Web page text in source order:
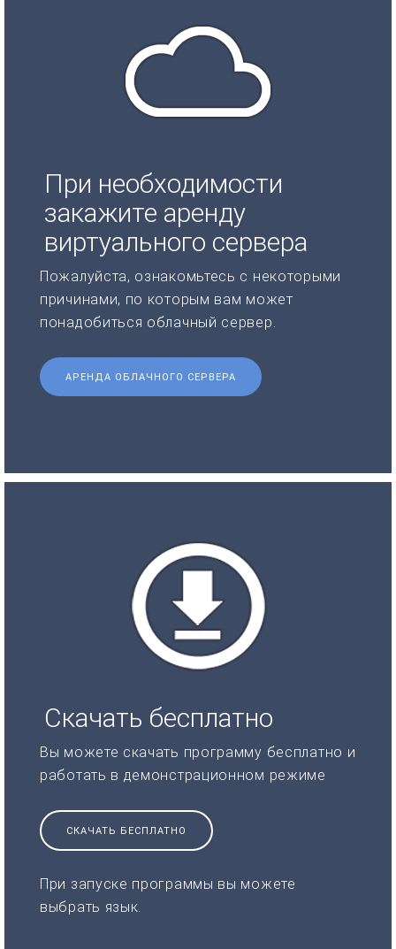
При необходимости
закажите аренду
виртуального сервера
Пожалуйста, ознакомьтесь с некоторыми
причинами, по которым вам может
понадобиться облачный сервер.
АРЕНДА ОБЛАЧНОГО СЕРВЕРА
Скачать бесплатно
Вы можете скачать программу бесплатно и
работать в демонстрационном режиме
СКАЧАТЬ БЕСПЛАТНО
При запуске программы вы можете
выбрать язык.